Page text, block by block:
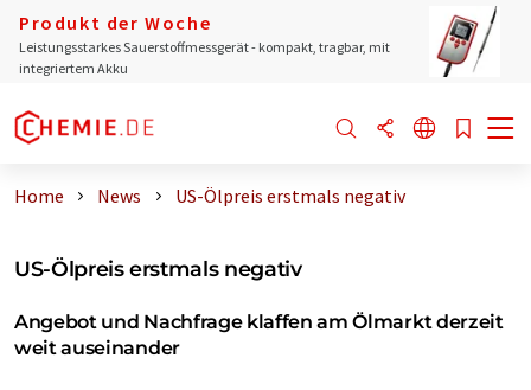
Produkt der Woche
Leistungsstarkes Sauerstoffmessgerät - kompakt, tragbar, mit
integriertem Akku
Home News US-Ölpreis erstmals negativ
US-Ölpreis erstmals negativ
Angebot und Nachfrage klaffen am Ölmarkt derzeit
weit auseinander